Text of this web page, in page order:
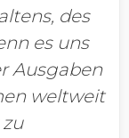
des
es uns
Ausgaben
weltweit